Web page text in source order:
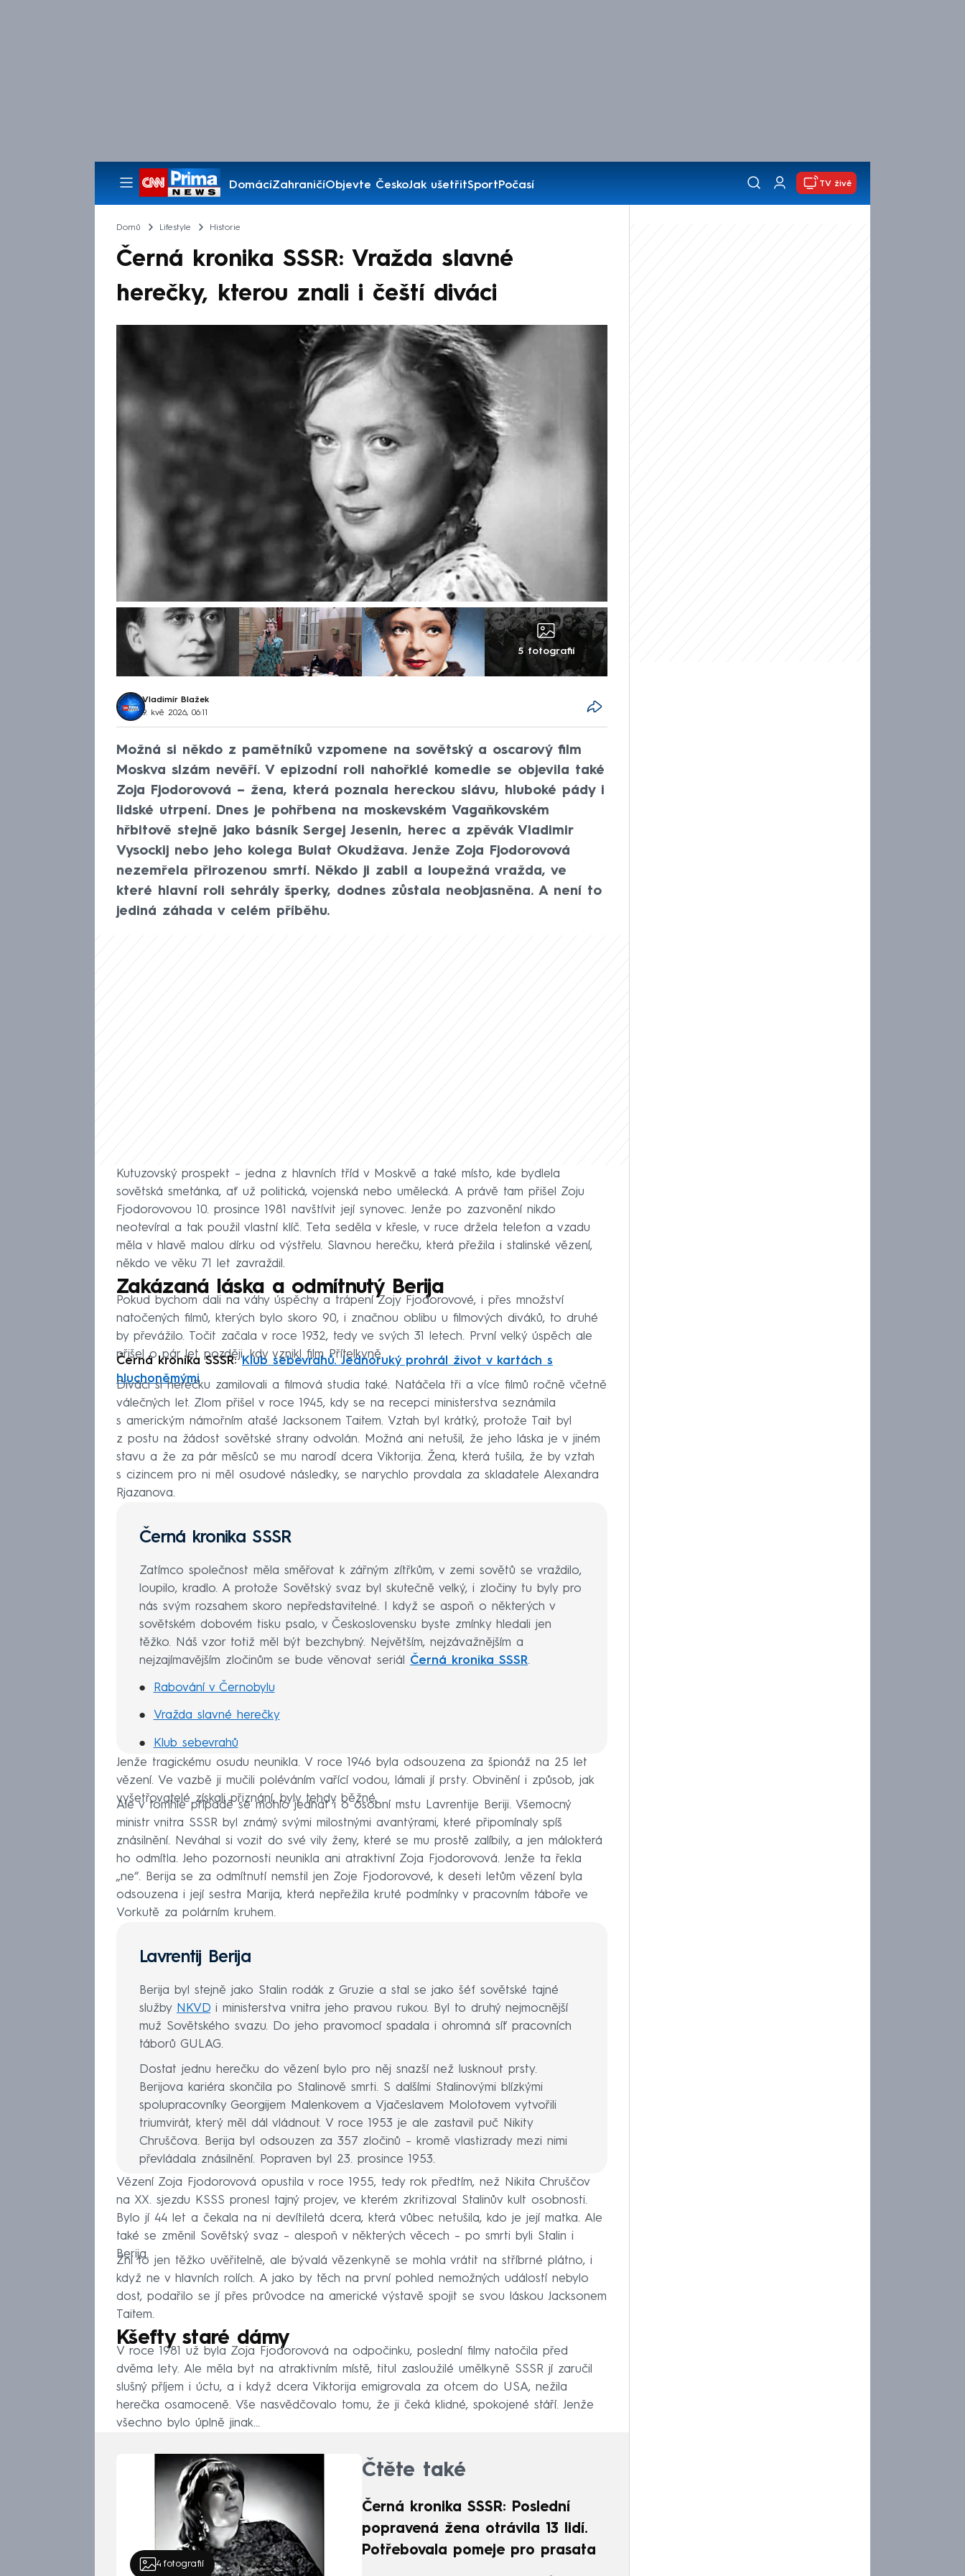
DomácíZahraničíObjevte ČeskoJak ušetřitSportPočasí
Pořady
TV živě
Domů Lifestyle Historie
Černá kronika SSSR: Vražda slavné
herečky, kterou znali i čeští diváci
5 fotografií
Vladimír Blažek
9. kvě 2026, 06:11
Možná si někdo z pamětníků vzpomene na sovětský a oscarový film
Moskva slzám nevěří. V epizodní roli nahořklé komedie se objevila také
Zoja Fjodorovová – žena, která poznala hereckou slávu, hluboké pády i
lidské utrpení. Dnes je pohřbena na moskevském Vagaňkovském
hřbitově stejně jako básník Sergej Jesenin, herec a zpěvák Vladimir
Vysockij nebo jeho kolega Bulat Okudžava. Jenže Zoja Fjodorovová
nezemřela přirozenou smrtí. Někdo ji zabil a loupežná vražda, ve
které hlavní roli sehrály šperky, dodnes zůstala neobjasněna. A není to
jediná záhada v celém příběhu.
Kutuzovský prospekt – jedna z hlavních tříd v Moskvě a také místo, kde bydlela
sovětská smetánka, ať už politická, vojenská nebo umělecká. A právě tam přišel Zoju
Fjodorovovou 10. prosince 1981 navštívit její synovec. Jenže po zazvonění nikdo
neotevíral a tak použil vlastní klíč. Teta seděla v křesle, v ruce držela telefon a vzadu
měla v hlavě malou dírku od výstřelu. Slavnou herečku, která přežila i stalinské vězení,
někdo ve věku 71 let zavraždil.
Zakázaná láska a odmítnutý Berija
Pokud bychom dali na váhy úspěchy a trápení Zojy Fjodorovové, i přes množství
natočených filmů, kterých bylo skoro 90, i značnou oblibu u filmových diváků, to druhé
by převážilo. Točit začala v roce 1932, tedy ve svých 31 letech. První velký úspěch ale
přišel o pár let později, kdy vznikl film Přítelkyně.
Černá kronika SSSR:Klub sebevrahů. Jednoruký prohrál život v kartách s
hluchoněmými
Diváci si herečku zamilovali a filmová studia také. Natáčela tři a více filmů ročně včetně
válečných let. Zlom přišel v roce 1945, kdy se na recepci ministerstva seznámila
s americkým námořním atašé Jacksonem Taitem. Vztah byl krátký, protože Tait byl
z postu na žádost sovětské strany odvolán. Možná ani netušil, že jeho láska je v jiném
stavu a že za pár měsíců se mu narodí dcera Viktorija. Žena, která tušila, že by vztah
s cizincem pro ni měl osudové následky, se narychlo provdala za skladatele Alexandra
Rjazanova.
Černá kronika SSSR
Zatímco společnost měla směřovat k zářným zítřkům, v zemi sovětů se vraždilo,
loupilo, kradlo. A protože Sovětský svaz byl skutečně velký, i zločiny tu byly pro
nás svým rozsahem skoro nepředstavitelné. I když se aspoň o některých v
sovětském dobovém tisku psalo, v Československu byste zmínky hledali jen
těžko. Náš vzor totiž měl být bezchybný. Největším, nejzávažnějším a
nejzajímavějším zločinům se bude věnovat seriál Černá kronika SSSR.
Rabování v Černobylu
Vražda slavné herečky
Klub sebevrahů
Jak fungovala sovětská mafie?
Voják se pomstil za šikanu
Jenže tragickému osudu neunikla. V roce 1946 byla odsouzena za špionáž na 25 let
vězení. Ve vazbě ji mučili poléváním vařící vodou, lámali jí prsty. Obvinění i způsob, jak
vyšetřovatelé získali přiznání, byly tehdy běžné.
Ale v tomhle případě se mohlo jednat i o osobní mstu Lavrentije Beriji. Všemocný
ministr vnitra SSSR byl známý svými milostnými avantýrami, které připomínaly spíš
znásilnění. Neváhal si vozit do své vily ženy, které se mu prostě zalíbily, a jen málokterá
ho odmítla. Jeho pozornosti neunikla ani atraktivní Zoja Fjodorovová. Jenže ta řekla
„ne“. Berija se za odmítnutí nemstil jen Zoje Fjodorovové, k deseti letům vězení byla
odsouzena i její sestra Marija, která nepřežila kruté podmínky v pracovním táboře ve
Vorkutě za polárním kruhem.
Lavrentij Berija
Berija byl stejně jako Stalin rodák z Gruzie a stal se jako šéf sovětské tajné
služby NKVD i ministerstva vnitra jeho pravou rukou. Byl to druhý nejmocnější
muž Sovětského svazu. Do jeho pravomocí spadala i ohromná síť pracovních
táborů GULAG.
Dostat jednu herečku do vězení bylo pro něj snazší než lusknout prsty.
Berijova kariéra skončila po Stalinově smrti. S dalšími Stalinovými blízkými
spolupracovníky Georgijem Malenkovem a Vjačeslavem Molotovem vytvořili
triumvirát, který měl dál vládnout. V roce 1953 je ale zastavil puč Nikity
Chruščova. Berija byl odsouzen za 357 zločinů – kromě vlastizrady mezi nimi
převládala znásilnění. Popraven byl 23. prosince 1953.
Vězení Zoja Fjodorovová opustila v roce 1955, tedy rok předtím, než Nikita Chruščov
na XX. sjezdu KSSS pronesl tajný projev, ve kterém zkritizoval Stalinův kult osobnosti.
Bylo jí 44 let a čekala na ni devítiletá dcera, která vůbec netušila, kdo je její matka. Ale
také se změnil Sovětský svaz – alespoň v některých věcech – po smrti byli Stalin i
Berija.
Zní to jen těžko uvěřitelně, ale bývalá vězenkyně se mohla vrátit na stříbrné plátno, i
když ne v hlavních rolích. A jako by těch na první pohled nemožných událostí nebylo
dost, podařilo se jí přes průvodce na americké výstavě spojit se svou láskou Jacksonem
Taitem.
Kšefty staré dámy
V roce 1981 už byla Zoja Fjodorovová na odpočinku, poslední filmy natočila před
dvěma lety. Ale měla byt na atraktivním místě, titul zasloužilé umělkyně SSSR jí zaručil
slušný příjem i úctu, a i když dcera Viktorija emigrovala za otcem do USA, nežila
herečka osamoceně. Vše nasvědčovalo tomu, že ji čeká klidné, spokojené stáří. Jenže
všechno bylo úplně jinak…
4 fotografií
Čtěte také
Černá kronika SSSR: Poslední
popravená žena otrávila 13 lidí.
Potřebovala pomeje pro prasata